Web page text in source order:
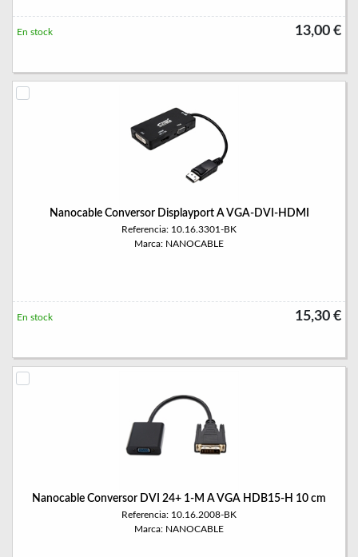
13,00 €
En stock
Nanocable Conversor Displayport A VGA-DVI-HDMI
Referencia: 10.16.3301-BK
Marca: NANOCABLE
15,30 €
En stock
Nanocable Conversor DVI 24+ 1-M A VGA HDB15-H 10 cm
Referencia: 10.16.2008-BK
Marca: NANOCABLE